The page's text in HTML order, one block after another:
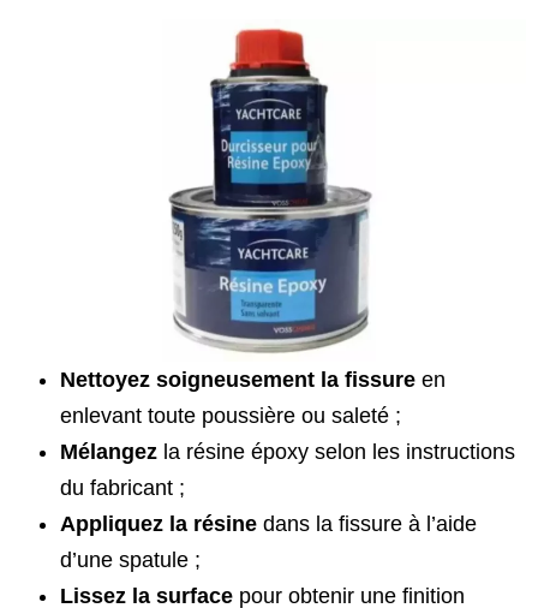
Nettoyez soigneusement la fissure en
enlevant toute poussière ou saleté ;
Mélangez la résine époxy selon les instructions
du fabricant ;
Appliquez la résine dans la fissure à l’aide
d’une spatule ;
Lissez la surface pour obtenir une finition